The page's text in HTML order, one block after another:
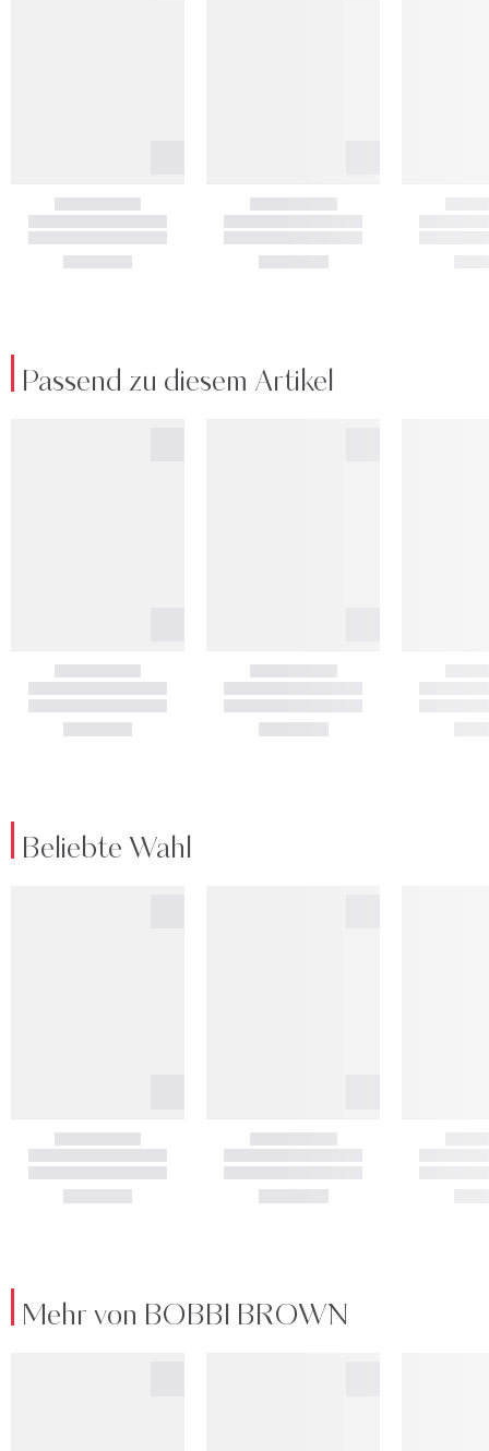
Passend zu diesem Artikel
Beliebte Wahl
Mehr von BOBBI BROWN